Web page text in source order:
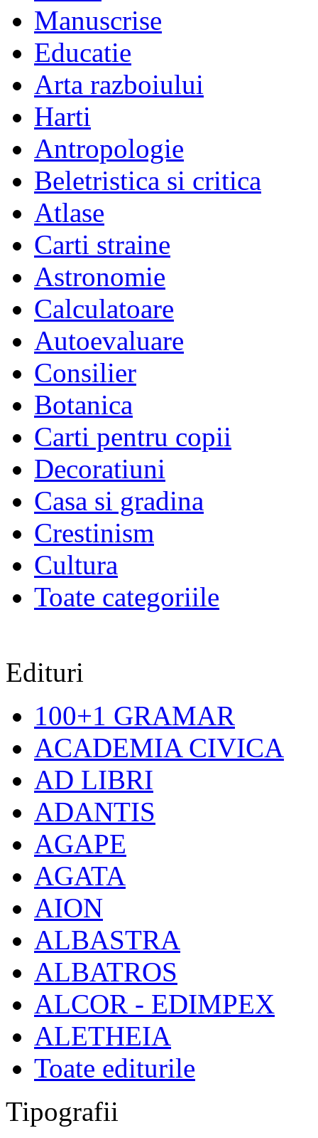
Manuscrise
Educatie
Arta razboiului
Harti
Antropologie
Beletristica si critica
Atlase
Carti straine
Astronomie
Calculatoare
Autoevaluare
Consilier
Botanica
Carti pentru copii
Decoratiuni
Casa si gradina
Crestinism
Cultura
Toate categoriile
Edituri
100+1 GRAMAR
ACADEMIA CIVICA
AD LIBRI
ADANTIS
AGAPE
AGATA
AION
ALBASTRA
ALBATROS
ALCOR - EDIMPEX
ALETHEIA
Toate editurile
Tipografii